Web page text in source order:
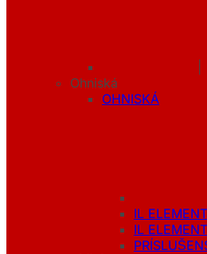
Ohniská
OHNISKÁ
IL
IL